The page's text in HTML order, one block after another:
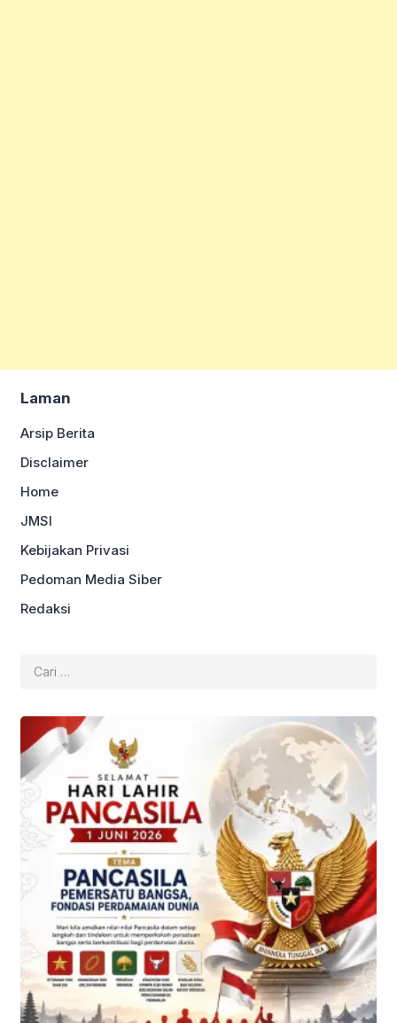
Laman
Arsip Berita
Disclaimer
Home
JMSI
Kebijakan Privasi
Pedoman Media Siber
Redaksi
untuk: